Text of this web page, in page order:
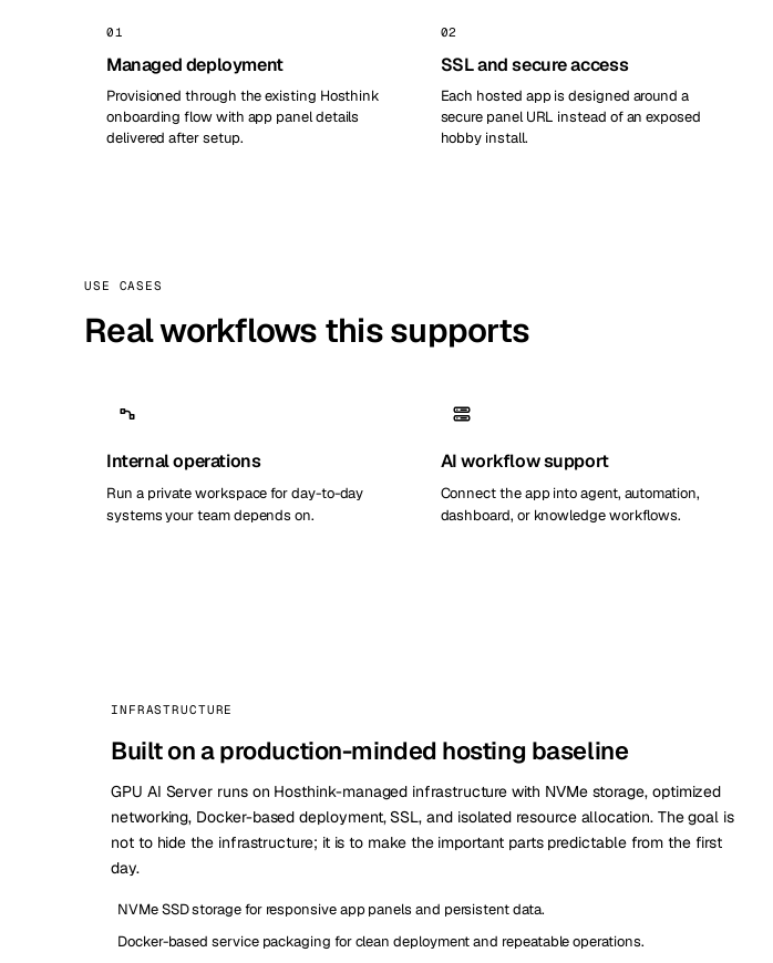
01
Managed deployment
Provisioned through the existing Hosthink
onboarding flow with app panel details
delivered after setup.
02
SSL and secure access
Each hosted app is designed around a
secure panel URL instead of an exposed
hobby install.
USE CASES
Real workflows this supports
Internal operations
Run a private workspace for day-to-day
systems your team depends on.
AI workflow support
Connect the app into agent, automation,
dashboard, or knowledge workflows.
INFRASTRUCTURE
Built on a production-minded hosting baseline
GPU AI Server runs on Hosthink-managed infrastructure with NVMe storage, optimized
networking, Docker-based deployment, SSL, and isolated resource allocation. The goal is
not to hide the infrastructure; it is to make the important parts predictable from the first
day.
NVMe SSD storage for responsive app panels and persistent data.
Docker-based service packaging for clean deployment and repeatable operations.